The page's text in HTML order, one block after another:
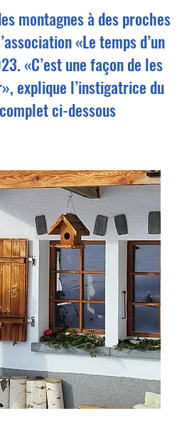
montagnes à des proches
«Le temps d’un
«C’est une façon de les
explique l’instigatrice du
ci-dessous